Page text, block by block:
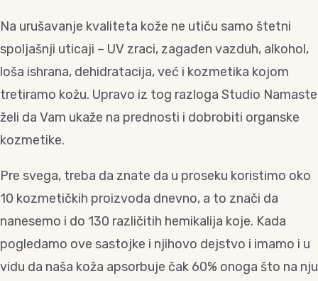
Na urušavanje kvaliteta kože ne utiču samo štetni
spoljašnji uticaji – UV zraci, zagađen vazduh, alkohol,
loša ishrana, dehidratacija, već i kozmetika kojom
tretiramo kožu. Upravo iz tog razloga Studio Namaste
želi da Vam ukaže na prednosti i dobrobiti organske
kozmetike.
Pre svega, treba da znate da u proseku koristimo oko
10 kozmetičkih proizvoda dnevno, a to znači da
nanesemo i do 130 različitih hemikalija koje. Kada
pogledamo ove sastojke i njihovo dejstvo i imamo i u
vidu da naša koža apsorbuje čak 60% onoga što na nju